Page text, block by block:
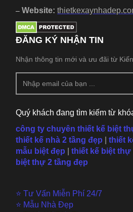
– Website:
ĐĂNG KÝ NHẬN TIN
Nhận thông tin mới và ưu đãi từ
Quý khách đang tìm kiếm từ
công ty chuyên thiết kế biệt
thiết kế nhà 2 tầng đẹp
thiết
mẫu biệt đẹp thiết kế biệt thự
biệt thự 2 tầng đẹp
⭐ Tư Vấn Miễn Phí 24/7
⭐ Mẫu Nhà Đẹp